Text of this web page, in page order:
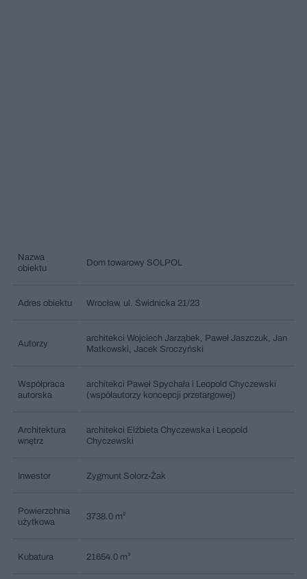
Nazwa
obiektu
Dom towarowy SOLPOL
Adres obiektu Wrocław, ul. Świdnicka 21/23
Autorzy
architekci Wojciech Jarząbek, Paweł Jaszczuk, Jan
Matkowski, Jacek Sroczyński
Współpraca
autorska
architekci Paweł Spychała i Leopold Chyczewski
(współautorzy koncepcji przetargowej)
Architektura
wnętrz
architekci Elżbieta Chyczewska i Leopold
Chyczewski
Inwestor Zygmunt Solorz-Żak
Powierzchnia
użytkowa
3738.0 m²
Kubatura 21654.0 m³